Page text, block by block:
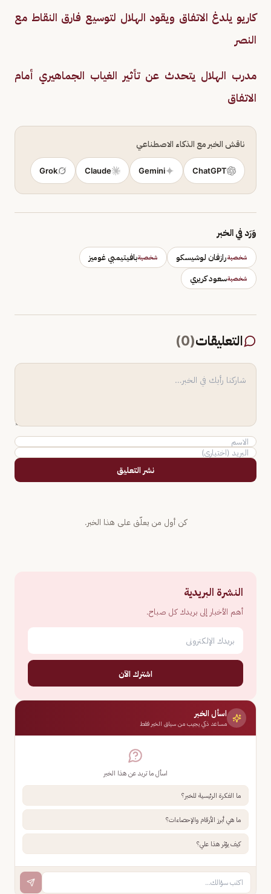
كاريو يلدغ الاتفاق ويقود الهلال لتوسيع فارق النقاط مع
النصر
مدرب الهلال يتحدث عن تأثير الغياب الجماهيري أمام
الاتفاق
ناقش الخبر مع الذكاء الاصطناعي
ChatGPT
Gemini
Claude
Grok
وَرَد في الخبر
شخصيةرازفان لوشيسكو شخصيةبافيتيمبي غوميز
شخصيةسعود كريري
التعليقات(
0
)
نشر التعليق
كن أول من يعلّق على هذا الخبر.
النشرة البريدية
أهم الأخبار إلى بريدك كل صباح.
اشترك الآن
اسأل الخبر
مساعد ذكي يجيب من سياق الخبر فقط
اسأل ما تريد عن هذا الخبر
ما الفكرة الرئيسية للخبر؟
ما هي أبرز الأرقام والإحصاءات؟
كيف يؤثر هذا علي؟